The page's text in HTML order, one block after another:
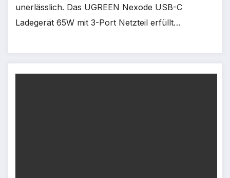
unerlässlich. Das UGREEN Nexode USB-C
Ladegerät 65W mit 3-Port Netzteil erfüllt…